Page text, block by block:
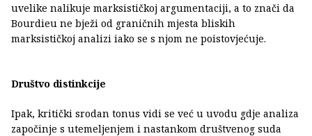
uvelike nalikuje marksističkoj argumentaciji, a to znači da
Bourdieu ne bježi od graničnih mjesta bliskih
marksističkoj analizi iako se s njom ne poistovjećuje.
Društvo distinkcije
Ipak, kritički srodan tonus vidi se već u uvodu gdje analiza
započinje s utemeljenjem i nastankom društvenog suda